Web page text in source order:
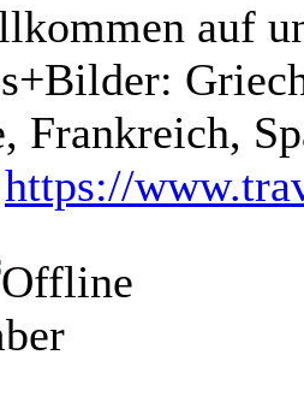
auf
Frankreich,
https://